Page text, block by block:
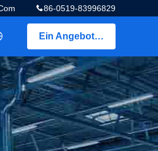
86-0519-83996829
Ein Angebot bekommen